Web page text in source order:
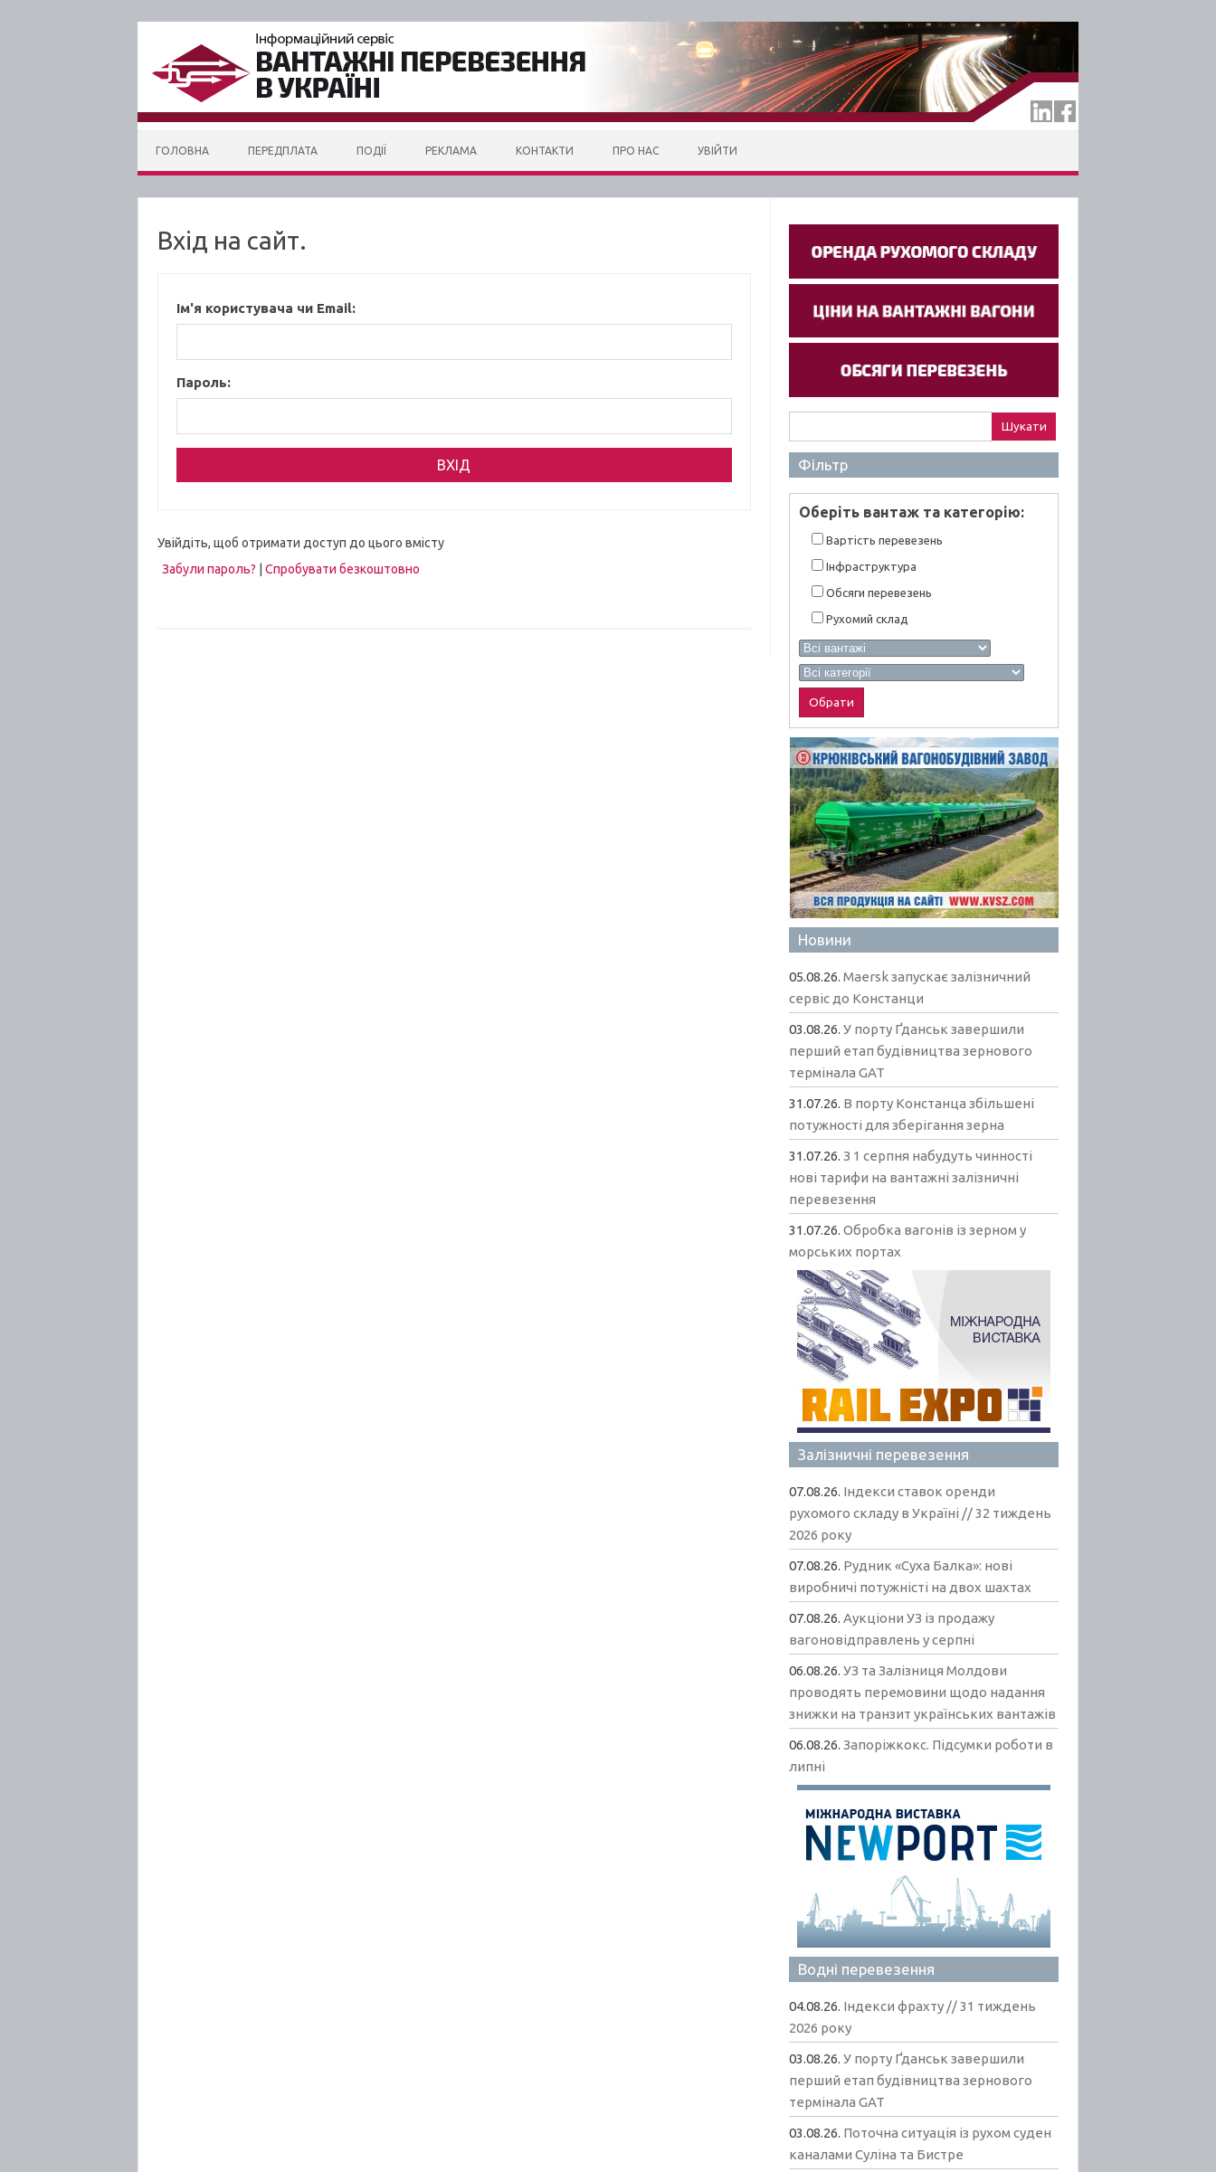
ГОЛОВНА ПЕРЕДПЛАТА ПОДІЇ РЕКЛАМА КОНТАКТИ ПРО НАС УВІЙТИ
Вхід на сайт.
Ім'я користувача чи Email:
Пароль:
Увійдіть, щоб отримати доступ до цього вмісту
Забули пароль?
Спробувати безкоштовно
Фільтр
Оберiть вантаж та категорiю:
Вартiсть перевезень
Інфраструктура
Обсяги перевезень
Рухомий склад
Новини
05.08.26.Maersk запускає залізничний
сервіс до Констанци
03.08.26.У порту Ґданськ завершили
перший етап будівництва зернового
термінала GAT
31.07.26. В порту Констанца збільшені
потужності для зберігання зерна
31.07.26.З 1 серпня набудуть чинності
нові тарифи на вантажні залізничні
перевезення
31.07.26.Обробка вагонів із зерном у
морських портах
Залізничні перевезення
07.08.26. Індекси ставок оренди
рухомого складу в Україні // 32 тиждень
2026 року
07.08.26. Рудник «Суха Балка»: нові
виробничі потужністі на двох шахтах
07.08.26.Аукціони УЗ із продажу
вагоновідправлень у серпні
06.08.26.УЗ та Залізниця Молдови
проводять перемовини щодо надання
знижки на транзит українських вантажів
06.08.26.Запоріжкокс. Підсумки роботи в
липні
Водні перевезення
04.08.26. Індекси фрахту // 31 тиждень
2026 року
03.08.26.У порту Ґданськ завершили
перший етап будівництва зернового
термінала GAT
03.08.26. Поточна ситуація із рухом суден
каналами Суліна та Бистре